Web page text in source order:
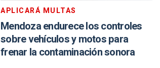
APLICARÁ MULTAS
Mendoza endurece los controles
sobre vehículos y motos para
frenar la contaminación sonora